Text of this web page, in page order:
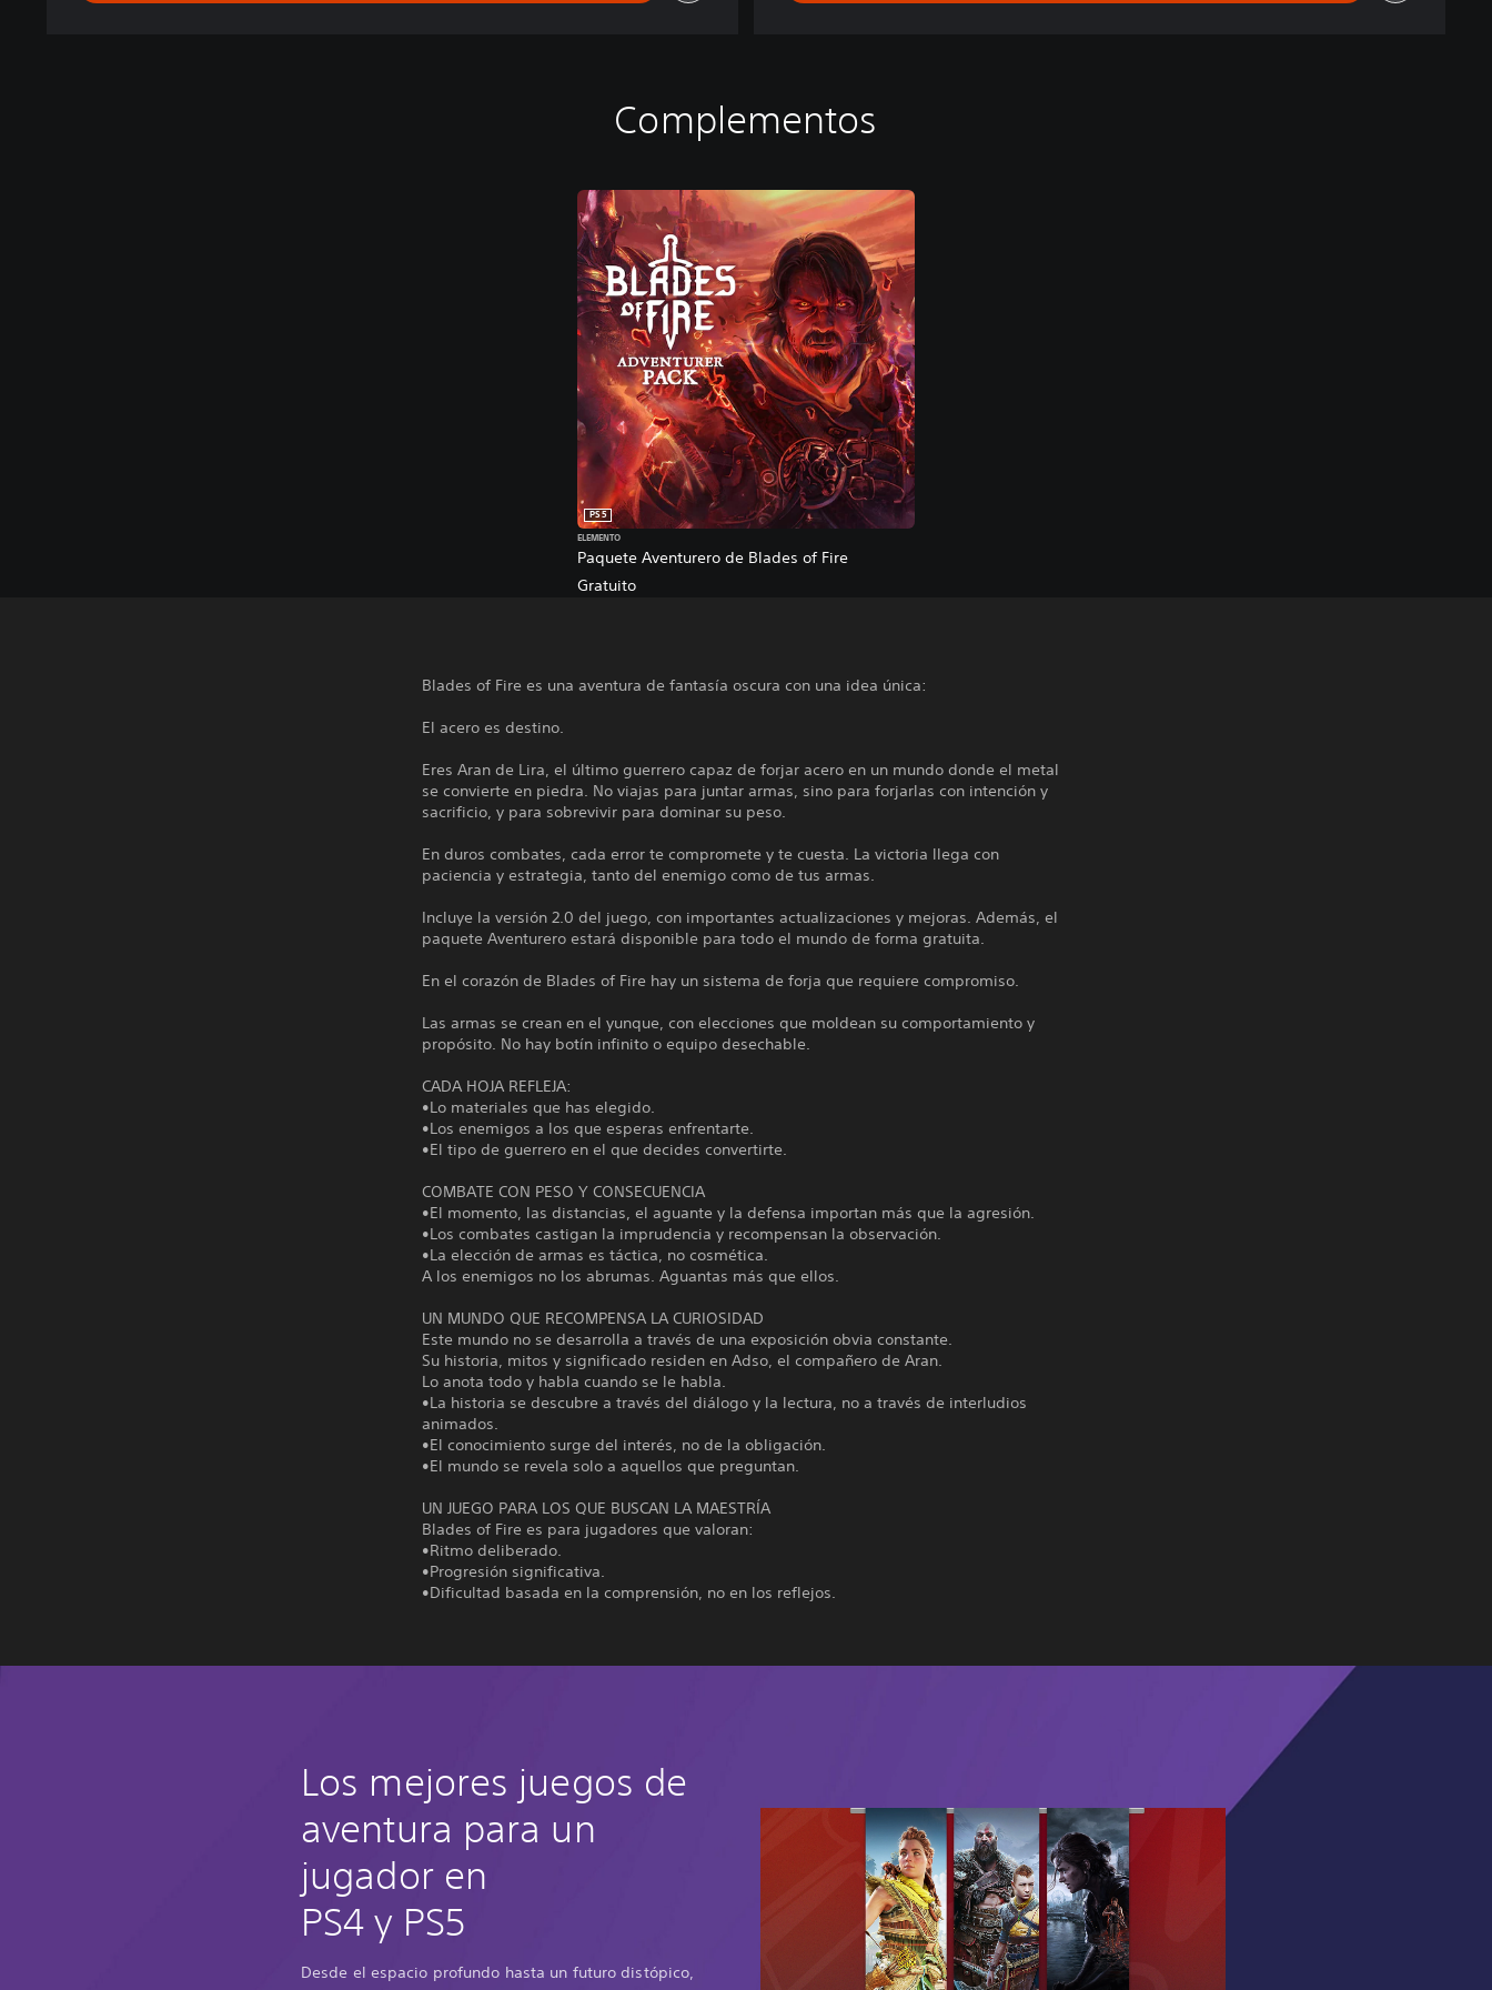
Complementos
Paquete Aventurero de Blades of Fire
PS5
ELEMENTO
Gratuito
Blades of Fire es una aventura de fantasía oscura con una idea única:
El acero es destino.
Eres Aran de Lira, el último guerrero capaz de forjar acero en un mundo donde el metal
se convierte en piedra. No viajas para juntar armas, sino para forjarlas con intención y
sacrificio, y para sobrevivir para dominar su peso.
En duros combates, cada error te compromete y te cuesta. La victoria llega con
paciencia y estrategia, tanto del enemigo como de tus armas.
Incluye la versión 2.0 del juego, con importantes actualizaciones y mejoras. Además, el
paquete Aventurero estará disponible para todo el mundo de forma gratuita.
En el corazón de Blades of Fire hay un sistema de forja que requiere compromiso.
Las armas se crean en el yunque, con elecciones que moldean su comportamiento y
propósito. No hay botín infinito o equipo desechable.
CADA HOJA REFLEJA:
•Lo materiales que has elegido.
•Los enemigos a los que esperas enfrentarte.
•El tipo de guerrero en el que decides convertirte.
COMBATE CON PESO Y CONSECUENCIA
•El momento, las distancias, el aguante y la defensa importan más que la agresión.
•Los combates castigan la imprudencia y recompensan la observación.
•La elección de armas es táctica, no cosmética.
A los enemigos no los abrumas. Aguantas más que ellos.
UN MUNDO QUE RECOMPENSA LA CURIOSIDAD
Este mundo no se desarrolla a través de una exposición obvia constante.
Su historia, mitos y significado residen en Adso, el compañero de Aran.
Lo anota todo y habla cuando se le habla.
•La historia se descubre a través del diálogo y la lectura, no a través de interludios
animados.
•El conocimiento surge del interés, no de la obligación.
•El mundo se revela solo a aquellos que preguntan.
UN JUEGO PARA LOS QUE BUSCAN LA MAESTRÍA
Blades of Fire es para jugadores que valoran:
•Ritmo deliberado.
•Progresión significativa.
•Dificultad basada en la comprensión, no en los reflejos.
Los mejores juegos de
aventura para un
jugador en
PS4 y PS5
Desde el espacio profundo hasta un futuro distópico,